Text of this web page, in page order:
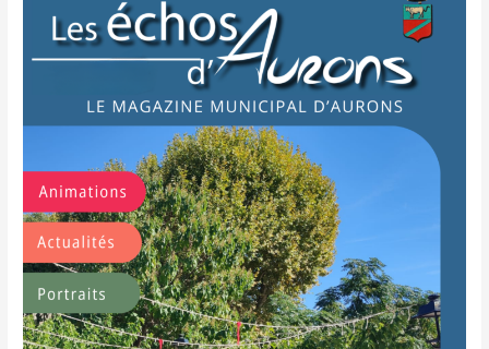
d’Aurons